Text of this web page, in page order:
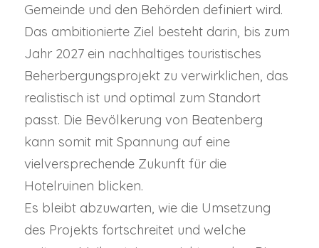
Gemeinde und den Behörden definiert wird.
Das ambitionierte Ziel besteht darin, bis zum
Jahr 2027 ein nachhaltiges touristisches
Beherbergungsprojekt zu verwirklichen, das
realistisch ist und optimal zum Standort
passt. Die Bevölkerung von Beatenberg
kann somit mit Spannung auf eine
vielversprechende Zukunft für die
Hotelruinen blicken.
Es bleibt abzuwarten, wie die Umsetzung
des Projekts fortschreitet und welche